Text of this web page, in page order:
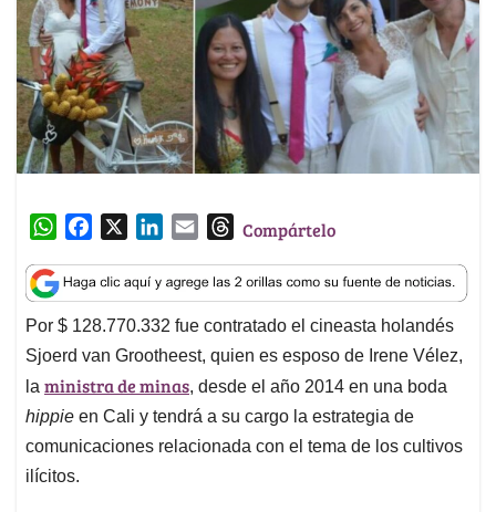
W
a
t
s
A
p
p
c
e
b
o
o
k
n
k
e
d
I
n
a
i
l
T
r
e
a
d
s
Compártelo
Por $ 128.770.332 fue contratado el cineasta holandés
Sjoerd van Grootheest, quien es esposo de Irene Vélez,
la ministra de minas, desde el año 2014 en una boda
hippie en Cali y tendrá a su cargo la estrategia de
comunicaciones relacionada con el tema de los cultivos
ilícitos.